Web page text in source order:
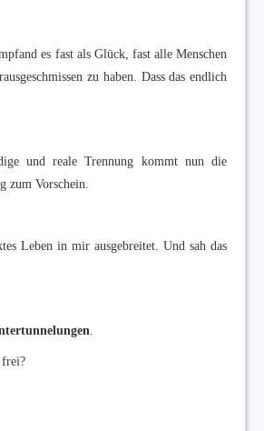
es fast als Glück, fast alle Menschen
zu haben. Dass das endlich
und reale Trennung kommt nun die
zum Vorschein.
Leben in mir ausgebreitet. Und sah das